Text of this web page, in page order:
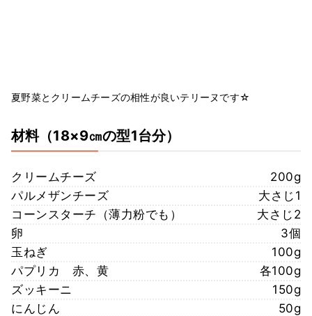
夏野菜とクリームチーズの相性が良いテリーヌです☆
材料（18×9㎝の型1台分）
クリームチーズ
200g
パルメザンチーズ
大さじ1
コーンスターチ（薄力粉でも）
大さじ2
卵
3個
玉ねぎ
100g
パプリカ 赤、黄
各100g
ズッキーニ
150g
にんじん
50g